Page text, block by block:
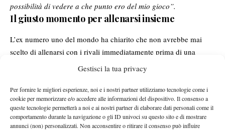
Gestisci la tua privacy
Per fornire le migliori esperienze, noi e i nostri partner utilizziamo tecnologie come i
cookie per memorizzare e/o accedere alle informazioni del dispositivo. Il consenso a
queste tecnologie permetterà a noi e ai nostri partner di elaborare dati personali come il
comportamento durante la navigazione o gli ID univoci su questo sito e di mostrare
annunci (non) personalizzati. Non acconsentire o ritirare il consenso può influire
possibilità di vedere a che punto ero del mio gioco”.
Il giusto momento per allenarsi insieme
L’ex numero uno del mondo ha chiarito che non avrebbe mai
scelto di allenarsi con i rivali immediatamente prima di una
partita cruciale, ma riteneva utile farlo alcune settimane prima di
un torneo importante. Questo approccio permetteva di mantenere
la competizione senza compromettere la preparazione per i
match decisivi: “Non mi allenerei con loro un paio di giorni
prima di una partita importante, ma un paio di settimane prima
di un torneo importante sicuramente”.